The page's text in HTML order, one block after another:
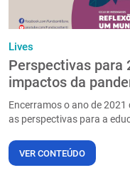
Lives
Perspectivas para
impactos da
Encerramos o ano de
as perspectivas para a
VER CONTEÚDO